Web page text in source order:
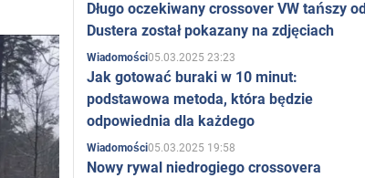
Długo oczekiwany crossover VW tańszy od
Dustera został pokazany na zdjęciach
Wiadomości05.03.2025 23:23
Jak gotować buraki w 10 minut:
podstawowa metoda, która będzie
odpowiednia dla każdego
Wiadomości05.03.2025 19:58
Nowy rywal niedrogiego crossovera